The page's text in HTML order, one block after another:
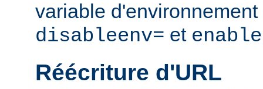
variable
disableenv= et
Réécriture d'URL